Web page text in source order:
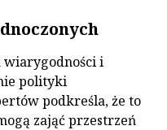
wiarygodności i
polityki
podkreśla, że to
zająć przestrzeń